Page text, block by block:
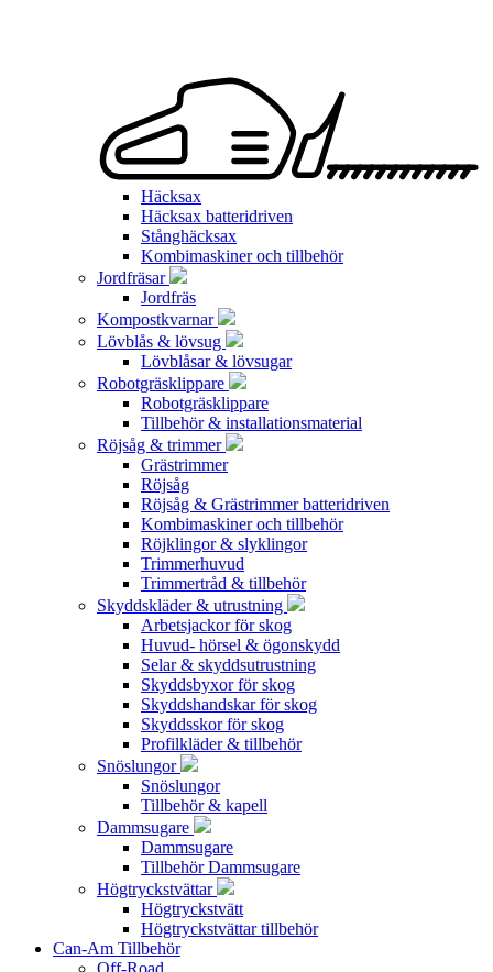
Häcksax
Häcksax batteridriven
Stånghäcksax
Kombimaskiner och tillbehör
Jordfräsar
Jordfräs
Kompostkvarnar
Lövblås & lövsug
Lövblåsar & lövsugar
Robotgräsklippare
Robotgräsklippare
Tillbehör & installationsmaterial
Röjsåg & trimmer
Grästrimmer
Röjsåg
Röjsåg & Grästrimmer batteridriven
Kombimaskiner och tillbehör
Röjklingor & slyklingor
Trimmerhuvud
Trimmertråd & tillbehör
Skyddskläder & utrustning
Arbetsjackor för skog
Huvud- hörsel & ögonskydd
Selar & skyddsutrustning
Skyddsbyxor för skog
Skyddshandskar för skog
Skyddsskor för skog
Profilkläder & tillbehör
Snöslungor
Snöslungor
Tillbehör & kapell
Dammsugare
Dammsugare
Tillbehör Dammsugare
Högtryckstvättar
Högtryckstvätt
Högtryckstvättar tillbehör
Can-Am Tillbehör
Off-Road